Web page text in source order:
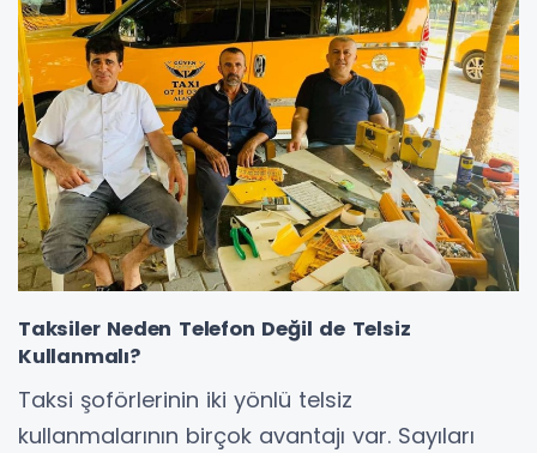
Taksiler Neden Telefon Değil de Telsiz
Kullanmalı?
Taksi şoförlerinin iki yönlü telsiz
kullanmalarının birçok avantajı var. Sayıları